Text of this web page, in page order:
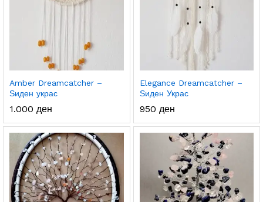
Amber Dreamcatcher –
Ѕиден украс
1.000 ден
Elegance Dreamcatcher –
Ѕиден Украс
950 ден